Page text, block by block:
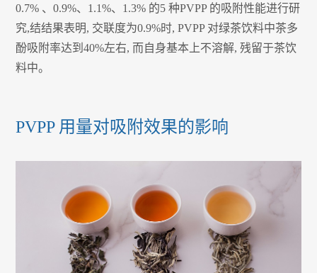
0.7% 、0.9%、1.1%、1.3% 的5 种PVPP 的吸附性能进行研
究,结结果表明, 交联度为0.9%时, PVPP 对绿茶饮料中茶多
酚吸附率达到40%左右, 而自身基本上不溶解, 残留于茶饮
料中。
PVPP 用量对吸附效果的影响